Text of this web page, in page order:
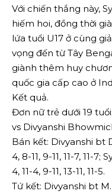
Với chiến thắng này,
hiếm hoi, đồng thời
lứa tuổi U17 ở cùng
vọng đến từ Tây
giành thêm huy
quốc gia cấp cao ở
Kết quả.
Đơn nữ trẻ dưới 19
vs Divyanshi Bhowmick
Bán kết: Divyanshi bt
4, 8-11, 9-11, 11-7, 11-
4, 11-4, 9-11, 13-11, 11-5.
Tứ kết: Divyanshi bt M.